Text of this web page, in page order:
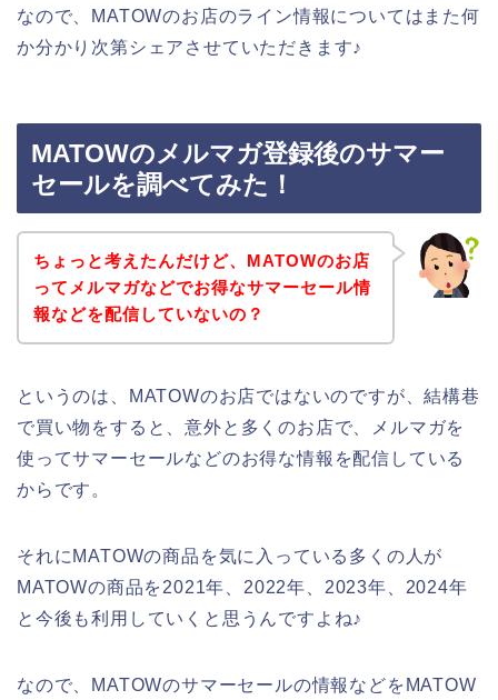
なので、MATOWのお店のライン情報についてはまた何
か分かり次第シェアさせていただきます♪
MATOWのメルマガ登録後のサマー
セールを調べてみた！
ちょっと考えたんだけど、MATOWのお店
ってメルマガなどでお得なサマーセール情
報などを配信していないの？
というのは、MATOWのお店ではないのですが、結構巷
で買い物をすると、意外と多くのお店で、メルマガを
使ってサマーセールなどのお得な情報を配信している
からです。
それにMATOWの商品を気に入っている多くの人が
MATOWの商品を2021年、2022年、2023年、2024年
と今後も利用していくと思うんですよね♪
なので、MATOWのサマーセールの情報などをMATOW